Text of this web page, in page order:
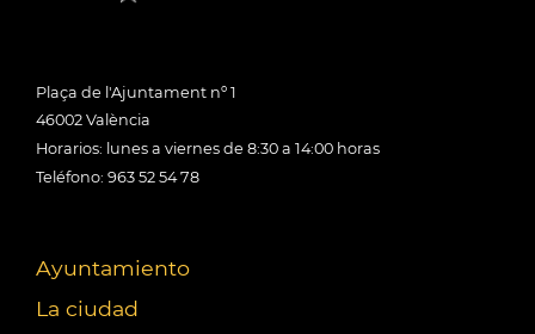
Plaça de l'Ajuntament nº 1
46002 València
Horarios: lunes a viernes de 8:30 a 14:00 horas
Teléfono: 963 52 54 78
Ayuntamiento
La ciudad